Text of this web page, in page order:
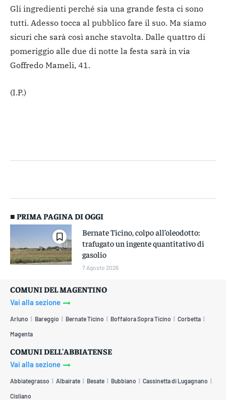
Gli ingredienti perché sia una grande festa ci sono
tutti. Adesso tocca al pubblico fare il suo. Ma siamo
sicuri che sarà così anche stavolta. Dalle quattro di
pomeriggio alle due di notte la festa sarà in via
Goffredo Mameli, 41.
(I.P.)
■ PRIMA PAGINA DI OGGI
Bernate Ticino, colpo all’oleodotto:
trafugato un ingente quantitativo di
gasolio
7 Agosto 2026
COMUNI DEL MAGENTINO
Vai alla sezione
Arluno Bareggio Bernate Ticino Boffalora Sopra Ticino Corbetta
Magenta
COMUNI DELL'ABBIATENSE
Vai alla sezione
Abbiategrasso Albairate Besate Bubbiano Cassinetta di Lugagnano
Cisliano